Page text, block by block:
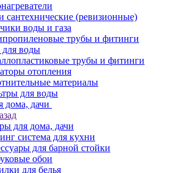
сантехнические (ревизионные)
воды и газа
трубы и фитинги
для воды
трубы и фитинги
отопления
материалы
для воды
дома, дачи
для дома, дачи
система для кухни
для барной стойки
обои
для белья